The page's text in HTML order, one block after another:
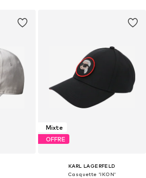
Mixte
OFFRE
KARL LAGERFELD
Casquette 'IKON'